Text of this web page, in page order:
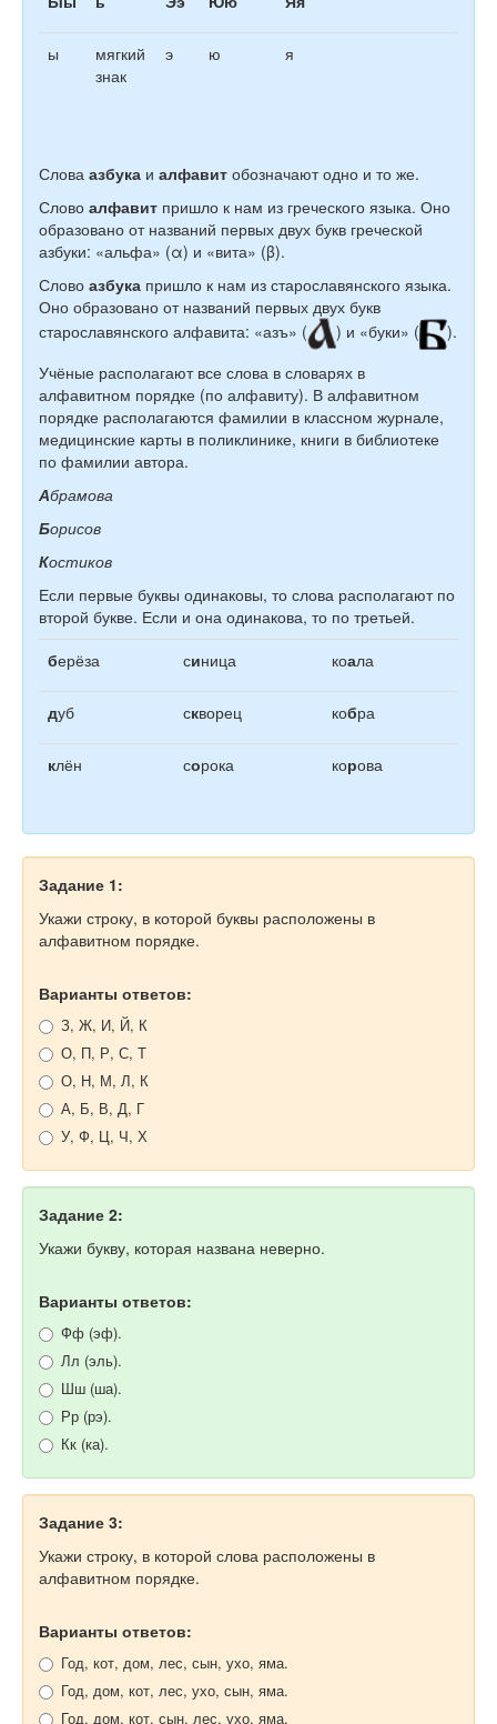
ы
мягкий
знак
э ю я
Слова азбука и алфавит обозначают одно и то же.
Слово алфавит пришло к нам из греческого языка. Оно
образовано от названий первых двух букв греческой
азбуки: «альфа» (α) и «вита» (β).
Слово азбука пришло к нам из старославянского языка.
Оно образовано от названий первых двух букв
старославянского алфавита: «азъ» (
) и «буки» (
).
Учёные располагают все слова в словарях в
алфавитном порядке (по алфавиту). В алфавитном
порядке располагаются фамилии в классном журнале,
медицинские карты в поликлинике, книги в библиотеке
по фамилии автора.
Абрамова
Борисов
Костиков
Если первые буквы одинаковы, то слова располагают по
второй букве. Если и она одинакова, то по третьей.
берёза синица коала
дуб скворец кобра
клён сорока корова
Задание 1:
Укажи строку, в которой буквы расположены в
алфавитном порядке.
Варианты ответов:
З, Ж, И, Й, К
О, П, Р, С, Т
О, Н, М, Л, К
А, Б, В, Д, Г
У, Ф, Ц, Ч, Х
Задание 2:
Укажи букву, которая названа неверно.
Варианты ответов:
Фф (эф).
Лл (эль).
Шш (ша).
Рр (рэ).
Кк (ка).
Задание 3:
Укажи строку, в которой слова расположены в
алфавитном порядке.
Варианты ответов:
Год, кот, дом, лес, сын, ухо, яма.
Год, дом, кот, лес, ухо, сын, яма.
Год, дом, кот, сын, лес, ухо, яма.